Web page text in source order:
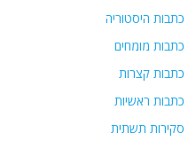
כתבות היסטוריה
כתבות מומחים
כתבות קצרות
כתבות ראשיות
סקירות תשתית